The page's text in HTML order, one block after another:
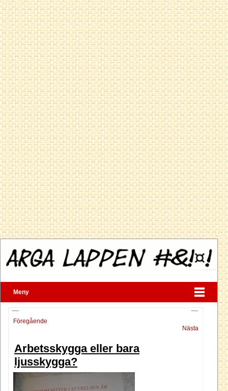
Meny
Föregående
Nästa
Arbetsskygga eller bara
ljusskygga?